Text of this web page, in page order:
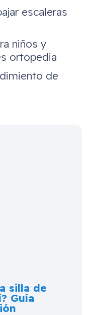
escaleras
niños y
ortopedia
de
silla de
Guía